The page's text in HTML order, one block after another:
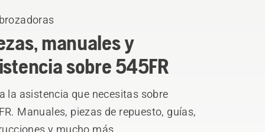
manuales y
sobre 545FR
la asistencia que necesitas sobre
Manuales, piezas de repuesto, guías,
y mucho más.